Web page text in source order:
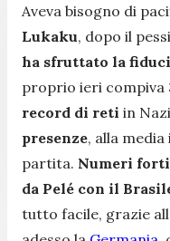
Aveva bisogno di
Lukaku, dopo il
ha sfruttato la
proprio ieri compiva
record di reti in
presenze, alla
partita. Numeri
da Pelé con il
tutto facile, grazie